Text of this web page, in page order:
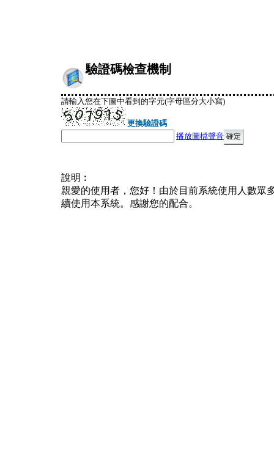
驗證碼檢查機制
請輸入您在下圖中看到的字元(字母區分大小寫)
更換驗證碼
播放圖檔聲音
說明︰
親愛的使用者，您好！由於目前系統使用人數眾
續使用本系統。感謝您的配合。